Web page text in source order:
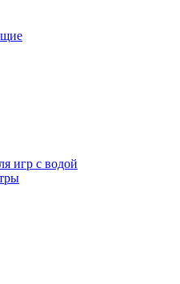
игр с водой